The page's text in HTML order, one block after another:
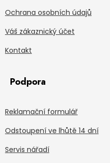
Ochrana osobních údajů
Váš zákaznický účet
Kontakt
Podpora
Reklamační formulář
Odstoupení ve lhůtě 14 dní
Servis nářadí